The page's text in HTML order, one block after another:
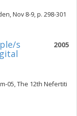
Nov 8-9, p. 298-301
2005
s
05, The 12th Nefertiti